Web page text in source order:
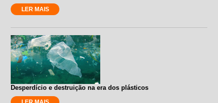
LER MAIS
Desperdício e destruição na era dos plásticos